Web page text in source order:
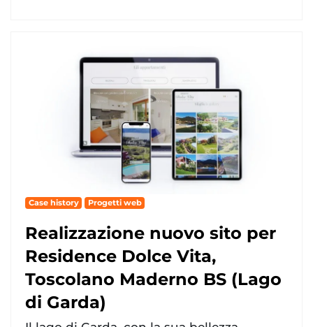
Case history Progetti web
Realizzazione nuovo sito per
Residence Dolce Vita,
Toscolano Maderno BS (Lago
di Garda)